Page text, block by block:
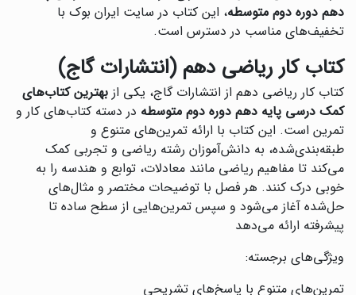
دهم دوره دوم متوسطه، این کتاب در سایت ایران بوک با
تخفیف‌های مناسب در دسترس است.
کتاب کار ریاضی دهم (انتشارات گاج)
کتاب کار ریاضی دهم از انتشارات گاج، یکی از بهترین کتاب‌های
کمک درسی پایه دهم دوره دوم متوسطه در دسته کتاب‌های کار و
تمرین است. این کتاب با ارائه تمرین‌های متنوع و
طبقه‌بندی‌شده، به دانش‌آموزان رشته ریاضی و تجربی کمک
می‌کند تا مفاهیم ریاضی مانند معادلات، توابع و هندسه را به
خوبی درک کنند. هر فصل با توضیحات مختصر و مثال‌های
حل‌شده آغاز می‌شود و سپس تمرین‌هایی از سطح ساده تا
پیشرفته ارائه می‌دهد
ویژگی‌های برجسته:
تمرین‌های متنوع با پاسخ‌های تشریحی